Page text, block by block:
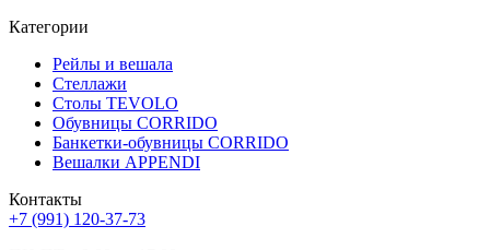
Категории
Рейлы и вешала
Стеллажи
Столы TEVOLO
Обувницы CORRIDO
Банкетки-обувницы CORRIDO
Вешалки APPENDI
Контакты
+7 (991) 120-37-73